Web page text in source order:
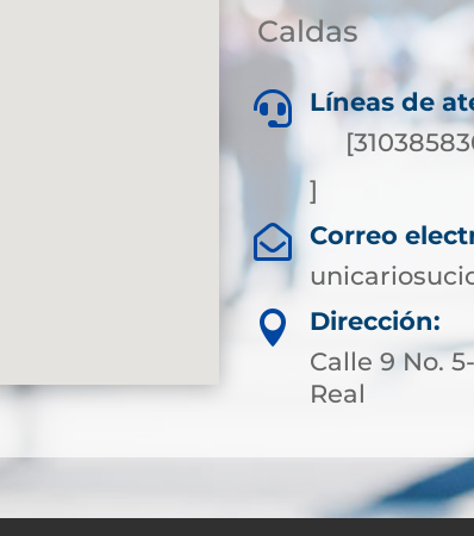
Caldas

Líneas de
]

Correo

Dirección:
Calle 9 No.
Real